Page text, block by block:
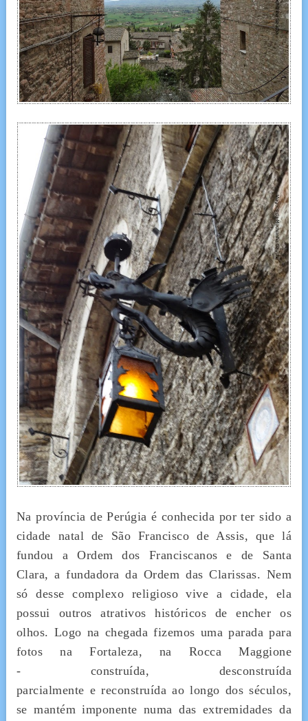
Na província de Perúgia é conhecida por ter sido a
cidade natal de São Francisco de Assis, que lá
fundou a Ordem dos Franciscanos e de Santa
Clara, a fundadora da Ordem das Clarissas. Nem
só desse complexo religioso vive a cidade, ela
possui outros atrativos históricos de encher os
olhos. Logo na chegada fizemos uma parada para
fotos na Fortaleza, na Rocca Maggione
- construída, desconstruída
parcialmente e reconstruída ao longo dos séculos,
se mantém imponente numa das extremidades da